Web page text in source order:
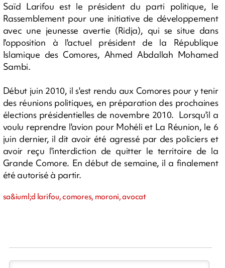
Saïd Larifou est le président du parti politique, le
Rassemblement pour une initiative de développement
avec une jeunesse avertie (Ridja), qui se situe dans
l'opposition à l'actuel président de la République
Islamique des Comores, Ahmed Abdallah Mohamed
Sambi.
Début juin 2010, il s'est rendu aux Comores pour y tenir
des réunions politiques, en préparation des prochaines
élections présidentielles de novembre 2010. Lorsqu'il a
voulu reprendre l'avion pour Mohéli et La Réunion, le 6
juin dernier, il dit avoir été agressé par des policiers et
avoir reçu l'interdiction de quitter le territoire de la
Grande Comore. En début de semaine, il a finalement
été autorisé à partir.
sa&iuml;d larifou, comores, moroni, avocat